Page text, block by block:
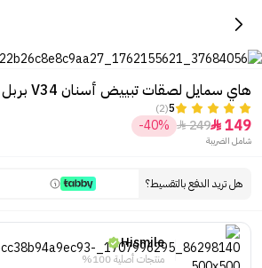
هاي سمايل لصقات تبييض أسنان V34 بربل - 14 لصقة
5
(2)
149

249

-40%
شامل الضريبة
هل تريد الدفع بالتقسيط؟
Hismile
منتجات أصلية 100%